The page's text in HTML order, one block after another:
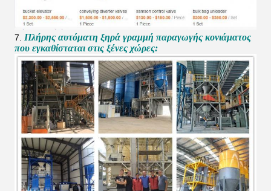
7. Πλήρης αυτόματη ξηρά γραμμή παραγωγής κονιάματος
που εγκαθίσταται στις ξένες χώρες: